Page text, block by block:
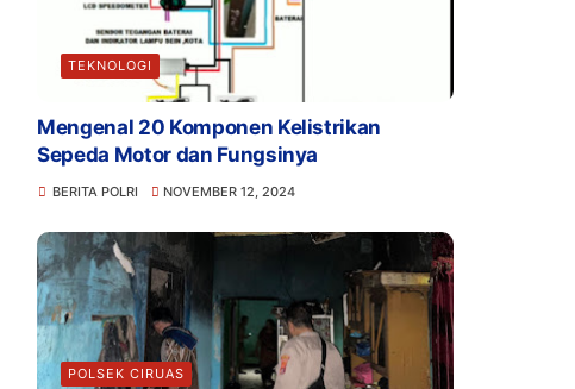
TEKNOLOGI
Mengenal 20 Komponen Kelistrikan
Sepeda Motor dan Fungsinya
BERITA POLRI NOVEMBER 12, 2024
POLSEK CIRUAS